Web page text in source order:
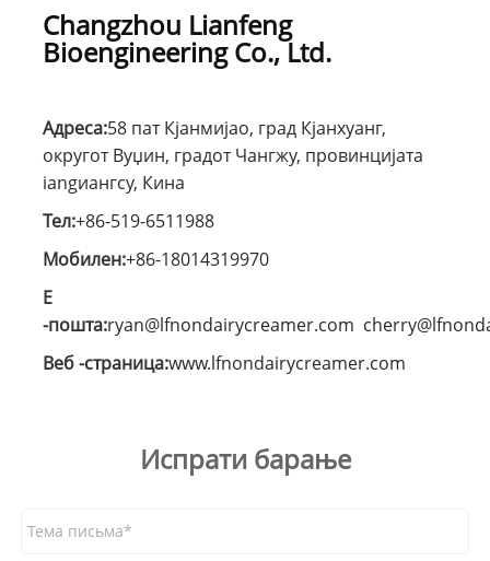
Changzhou Lianfeng
Bioengineering Co., Ltd.
Адреса:58 пат Кјанмијао, град Кјанхуанг,
округот Вуџин, градот Чангжу, провинцијата
iangиангсу, Кина
Тел:+86-519-6511988
Мобилен:+86-18014319970
Е
-пошта:ryan@lfnondairycreamer.com
Веб -страница:www.lfnondairycreamer.com
Испрати барање